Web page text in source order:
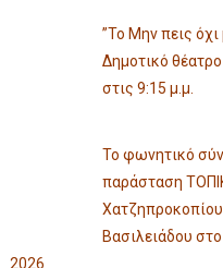
”Το Μην πεις
Δημοτικό
στις 9:15 μ.μ.
Το φωνητικό
παράσταση
Βασιλειάδου
2026